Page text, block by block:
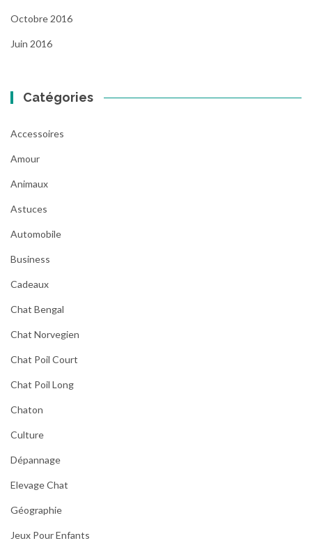
Octobre 2016
Juin 2016
Catégories
Accessoires
Amour
Animaux
Astuces
Automobile
Business
Cadeaux
Chat Bengal
Chat Norvegien
Chat Poil Court
Chat Poil Long
Chaton
Culture
Dépannage
Elevage Chat
Géographie
Jeux Pour Enfants